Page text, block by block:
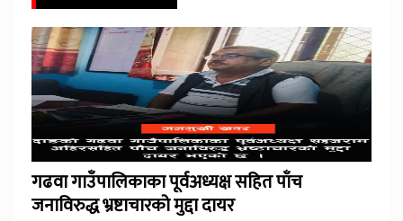
गढवा गाउँपालिकाका पूर्वअध्यक्ष सहित पाँच
जनाविरुद्ध भ्रष्टाचारको मुद्दा दायर